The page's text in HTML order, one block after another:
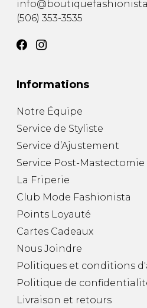
(506) 353-3535
Informations
Notre Équipe
Service de Styliste
Service d’Ajustement
Service Post-Mastectomie
La Friperie
Club Mode Fashionista
Points Loyauté
Cartes Cadeaux
Nous Joindre
Politiques et conditions
Politique de
Livraison et retours